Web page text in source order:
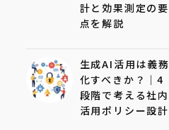
計と効果測定の要
点を解説
生成AI活用は義務
化すべきか？｜4
段階で考える社内
活用ポリシー設計